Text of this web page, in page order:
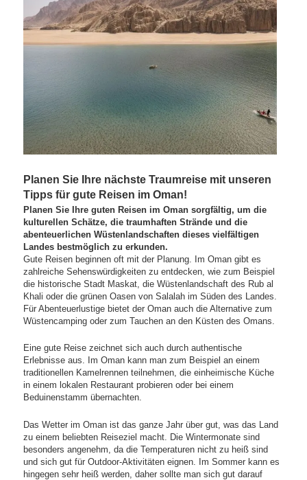
Planen Sie Ihre nächste Traumreise mit unseren
Tipps für gute Reisen im Oman!
Planen Sie Ihre guten Reisen im Oman sorgfältig, um die
kulturellen Schätze, die traumhaften Strände und die
abenteuerlichen Wüstenlandschaften dieses vielfältigen
Landes bestmöglich zu erkunden.
Gute Reisen beginnen oft mit der Planung. Im Oman gibt es
zahlreiche Sehenswürdigkeiten zu entdecken, wie zum Beispiel
die historische Stadt Maskat, die Wüstenlandschaft des Rub al
Khali oder die grünen Oasen von Salalah im Süden des Landes.
Für Abenteuerlustige bietet der Oman auch die Alternative zum
Wüstencamping oder zum Tauchen an den Küsten des Omans.
Eine gute Reise zeichnet sich auch durch authentische
Erlebnisse aus. Im Oman kann man zum Beispiel an einem
traditionellen Kamelrennen teilnehmen, die einheimische Küche
in einem lokalen Restaurant probieren oder bei einem
Beduinenstamm übernachten.
Das Wetter im Oman ist das ganze Jahr über gut, was das Land
zu einem beliebten Reiseziel macht. Die Wintermonate sind
besonders angenehm, da die Temperaturen nicht zu heiß sind
und sich gut für Outdoor-Aktivitäten eignen. Im Sommer kann es
hingegen sehr heiß werden, daher sollte man sich gut darauf